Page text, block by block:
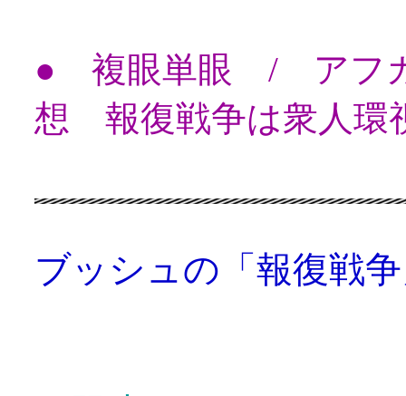
● 複眼単眼 / アフガ
想 報復戦争は衆人環
ブッシュの「報復戦